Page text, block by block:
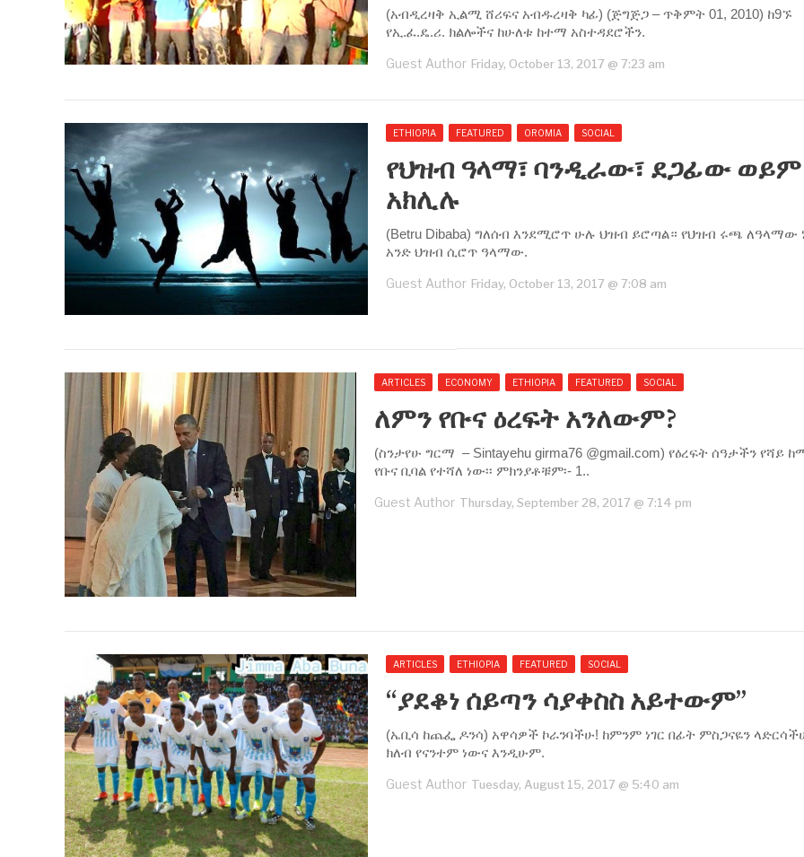
​(አብዲረዛቅ ኢልሚ ሸሪፍና አብዱረዛቅ ካፊ) (ጅግጅጋ – ጥቅምት 01, 2010) ከ9ኙ
የኢ.ፈ.ዴ.ሪ. ክልሎችና ከሁለቱ ከተማ አስተዳደሮችን.
Guest Author Friday, October 13, 2017 @ 7:23 am
ETHIOPIA FEATURED OROMIA SOCIAL
​የህዝብ ዓላማ፣ ባንዲራው፣ ደጋፊው ወይም
አክሊሉ
(Betru Dibaba) ግለሰብ እንደሚሮጥ ሁሉ ህዝብ ይሮጣል። የህዝብ ሩጫ ለዓላማው
አንድ ህዝብ ሲሮጥ ዓላማው.
Guest Author Friday, October 13, 2017 @ 7:08 am
ARTICLES ECONOMY ETHIOPIA FEATURED SOCIAL
ለምን የቡና ዕረፍት አንለውም?
(ስንታየሁ ግርማ – Sintayehu girma76 @gmail.com) የዕረፍት ሰዓታችን የሻይ
የቡና ቢባል የተሻለ ነው፡፡ ምክንያቶቹም፡- 1..
Guest Author Thursday, September 28, 2017 @ 7:14 pm
ARTICLES ETHIOPIA FEATURED SOCIAL
“ያደቆነ ሰይጣን ሳያቀስስ አይተውም”
(ኤቢሳ ከጨፌ ዶንሳ) አዋሳዎች ኮራንባችሁ! ከምንም ነገር በፊት ምስጋናዬን
ክለብ የናንተም ነውና እንዲሁም.
Guest Author Tuesday, August 15, 2017 @ 5:40 am